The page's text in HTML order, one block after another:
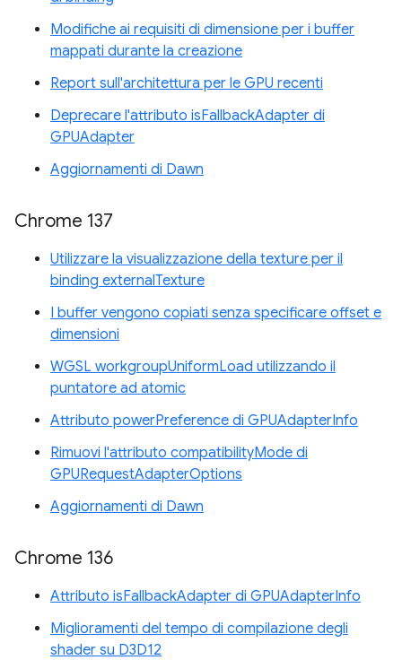
Modifiche ai requisiti di dimensione per i buffer
mappati durante la creazione
Report sull'architettura per le GPU recenti
Deprecare l'attributo isFallbackAdapter di
GPUAdapter
Aggiornamenti di Dawn
Chrome 137
Utilizzare la visualizzazione della texture per il
binding externalTexture
I buffer vengono copiati senza specificare offset e
dimensioni
WGSL workgroupUniformLoad utilizzando il
puntatore ad atomic
Attributo powerPreference di GPUAdapterInfo
Rimuovi l'attributo compatibilityMode di
GPURequestAdapterOptions
Aggiornamenti di Dawn
Chrome 136
Attributo isFallbackAdapter di GPUAdapterInfo
Miglioramenti del tempo di compilazione degli
shader su D3D12